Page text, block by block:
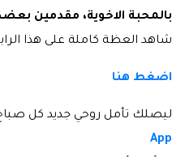
بالمحبة الاخوية، مقدمين
شاهد العظة كاملة على هذا
اضغط هنا
ليصلك تأمل روحي جديد كل
App